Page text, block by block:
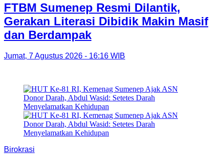
FTBM Sumenep Resmi Dilantik,
Gerakan Literasi Dibidik Makin Masif
dan Berdampak
Jumat, 7 Agustus 2026 - 16:16 WIB
Birokrasi